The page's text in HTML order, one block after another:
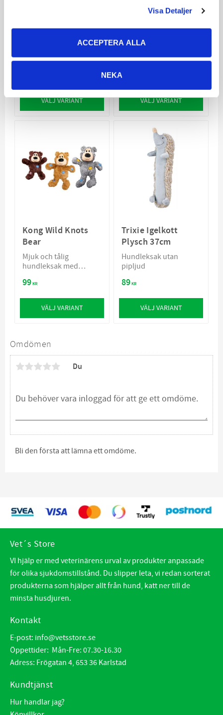
Visa Detaljer
ACCEPTERA ALLA
NEKA
Omdömen
Du
Bli den första att lämna ett omdöme.
Hundleksak med pip
VÄLJ VARIANT
Kong Leksak
piper och prasslar
79
VÄLJ VARIANT
Kong Wild Knots
Bear
Mjuk och tålig
hundleksak med
storlekar
99KR
VÄLJ VARIANT
Trixie Igelkott
Plysch 37cm
Hundleksak utan
pipljud
89KR
VÄLJ VARIANT
Vet´s Store
VI hjälp er med veterinärens urval av produkter anpassade
för olika sjukdomstillstånd. Du slipper leta, vi redan sorterat
produkterna som hjälper allt från hund, katt ner till de
minsta husdjuren.
Kontakt
E-post: info@vetsstore.se
Öppettider: Mån-Fre: 07.30-16.30
Adress: Frögatan 4, 653 36 Karlstad
Kundtjänst
Hur handlar jag?